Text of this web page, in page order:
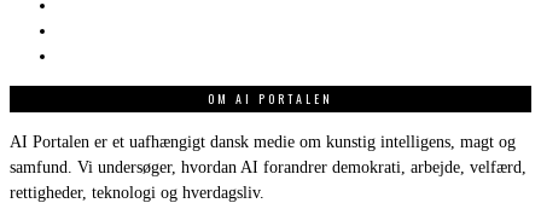
OM AI PORTALEN
AI Portalen er et uafhængigt dansk medie om kunstig intelligens, magt og
samfund. Vi undersøger, hvordan AI forandrer demokrati, arbejde, velfærd,
rettigheder, teknologi og hverdagsliv.